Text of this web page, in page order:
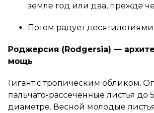
земле год или два, прежде
Потом радует десятилетиями
Роджерсия (Rodgersia) —
мощь
Гигант с тропическим обликом.
пальчато-рассеченные листья до
диаметре. Весной молодые